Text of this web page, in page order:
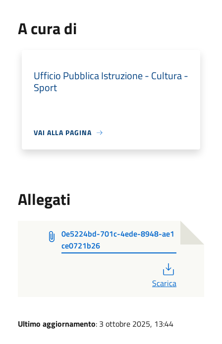
A cura di
Ufficio Pubblica Istruzione - Cultura -
Sport
VAI ALLA PAGINA
Allegati
0e5224bd-701c-4ede-8948-ae1
ce0721b26
Scarica
Ultimo aggiornamento: 3 ottobre 2025, 13:44